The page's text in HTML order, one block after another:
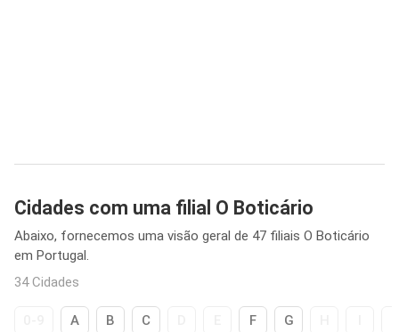
Cidades com uma filial O Boticário
Abaixo, fornecemos uma visão geral de 47 filiais O Boticário
em Portugal.
34 Cidades
A B C F G